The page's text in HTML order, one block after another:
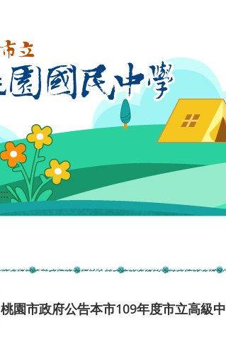
:::
桃園市政府公告本市109年度市立高級